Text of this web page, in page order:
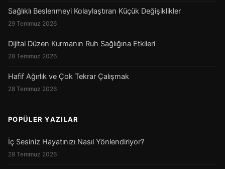
Sağlıklı Beslenmeyi Kolaylaştıran Küçük Değişiklikler
29 Temmuz 2026
Dijital Düzen Kurmanın Ruh Sağlığına Etkileri
28 Temmuz 2026
Hafif Ağırlık ve Çok Tekrar Çalışmak
28 Temmuz 2026
POPÜLER YAZILAR
İç Sesiniz Hayatınızı Nasıl Yönlendiriyor?
29 Temmuz 2026